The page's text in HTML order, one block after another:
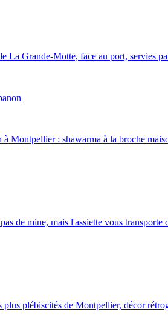
La Grande-Motte, face au port, servies
Montpellier : shawarma à la broche
de mine, mais l'assiette vous transporte
plus plébiscités de Montpellier, décor